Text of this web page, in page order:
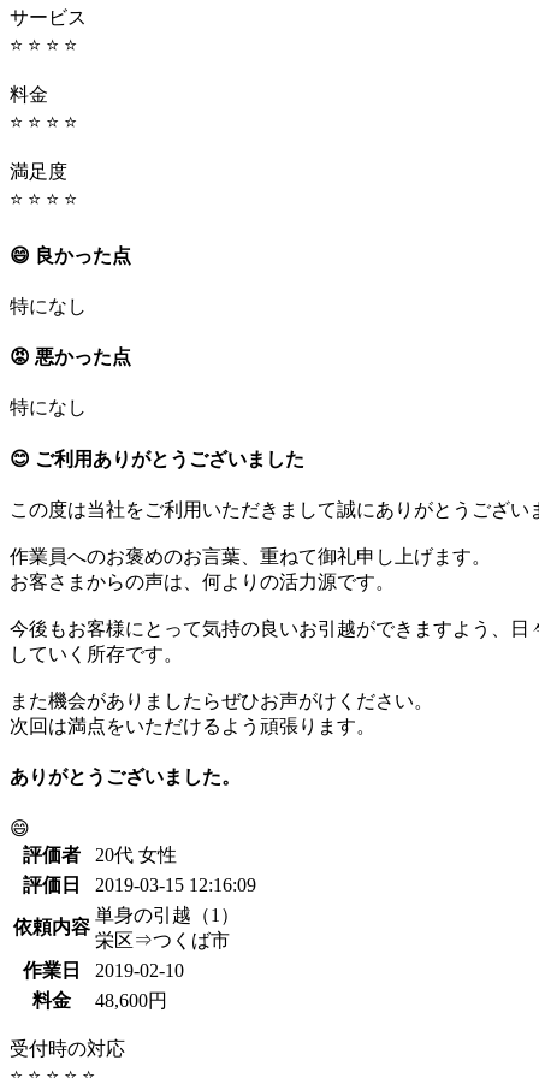
サービス
⭐ ⭐ ⭐ ⭐
料金
⭐ ⭐ ⭐ ⭐
満足度
⭐ ⭐ ⭐ ⭐
😄 良かった点
特になし
😡 悪かった点
特になし
😊 ご利用ありがとうございました
この度は当社をご利用いただきまして誠にありがとうござい
作業員へのお褒めのお言葉、重ねて御礼申し上げます。
お客さまからの声は、何よりの活力源です。
今後もお客様にとって気持の良いお引越ができますよう、日
していく所存です。
また機会がありましたらぜひお声がけください。
次回は満点をいただけるよう頑張ります。
ありがとうございました。
😄
評価者
20代 女性
評価日
2019-03-15 12:16:09
依頼内容
単身の引越（1）
栄区⇒つくば市
作業日
2019-02-10
料金
48,600円
受付時の対応